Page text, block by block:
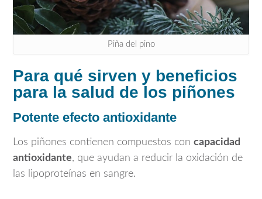
Piña del pino
Para qué sirven y beneficios
para la salud de los piñones
Potente efecto antioxidante
Los piñones contienen compuestos con capacidad
antioxidante, que ayudan a reducir la oxidación de
las lipoproteínas en sangre.